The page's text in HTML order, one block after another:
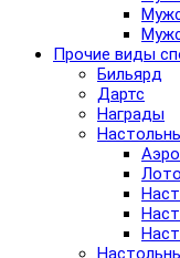
Прочие виды
Бильярд
Дартс
Награды
Лото